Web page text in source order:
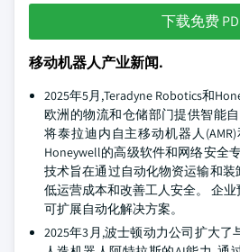
下载免费
移动机器人产业新闻.
2025年5月,Teradyne Robotics和
欧洲的物流和仓储部门提供智能
将泰拉迪内自主移动机器人
Honeywell的高级软件和网络安全
技术旨在通过自动化物资运输和
低运营成本和改善工人安全。 企
可扩展自动化解决方案。
2025年3月,波士顿动力公司扩大了